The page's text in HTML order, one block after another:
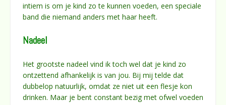
intiem is om je kind zo te kunnen voeden, een speciale
band die niemand anders met haar heeft.
Nadeel
Het grootste nadeel vind ik toch wel dat je kind zo
ontzettend afhankelijk is van jou. Bij mij telde dat
dubbelop natuurlijk, omdat ze niet uit een flesje kon
drinken. Maar je bent constant bezig met ofwel voeden